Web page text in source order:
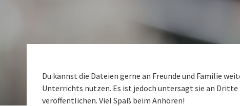
Du kannst die Dateien gerne an Freunde und Familie
Unterrichts nutzen. Es ist jedoch untersagt sie an Dritte
veröffentlichen. Viel Spaß beim Anhören!